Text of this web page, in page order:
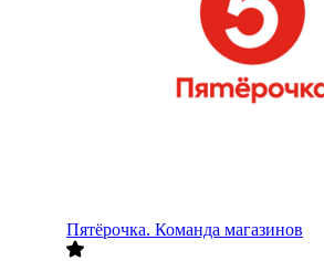
Пятёрочка. Команда магазинов